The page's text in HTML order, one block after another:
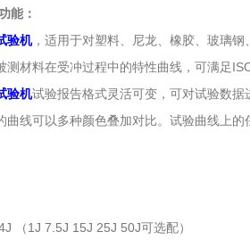
能：
验机，适用于对塑料、尼龙、橡胶、玻璃
测材料在受冲过程中的特性曲线，可满足
验机试验报告格式灵活可变，可对试验数
曲线可以多种颜色叠加对比。试验曲线上
（1J 7.5J 15J 25J 50J可选配）